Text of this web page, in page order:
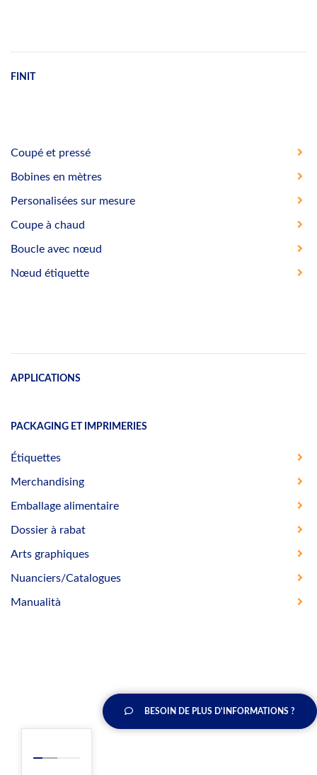
FINIT
Coupé et pressé
Bobines en mètres
Personalisées sur mesure
Coupe à chaud
Boucle avec nœud
Nœud étiquette
APPLICATIONS
PACKAGING ET IMPRIMERIES
Étiquettes
Merchandising
Emballage alimentaire
Dossier à rabat
Arts graphiques
Nuanciers/Catalogues
Manualità
BESOIN DE PLUS D'INFORMATIONS ?